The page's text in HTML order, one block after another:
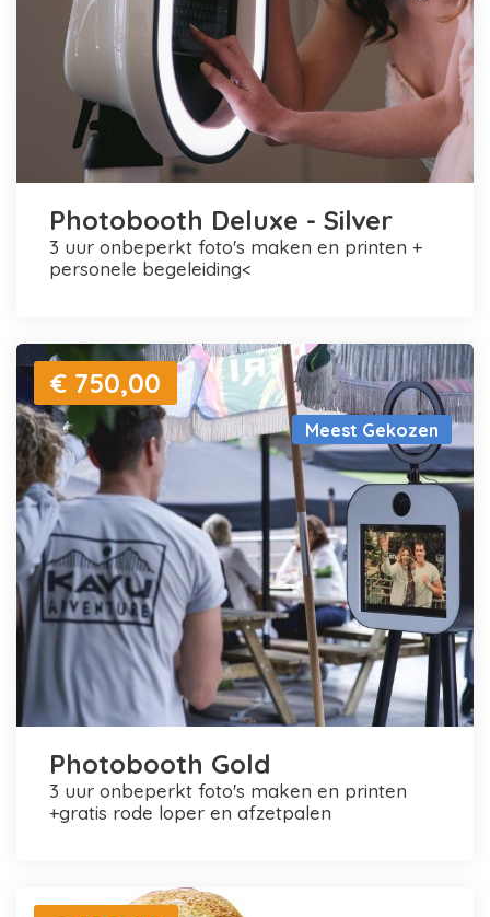
Photobooth Deluxe - Silver
3 uur onbeperkt foto's maken en printen +
personele begeleiding<
Meest Gekozen
€ 750,00
Photobooth Gold
3 uur onbeperkt foto's maken en printen
+gratis rode loper en afzetpalen